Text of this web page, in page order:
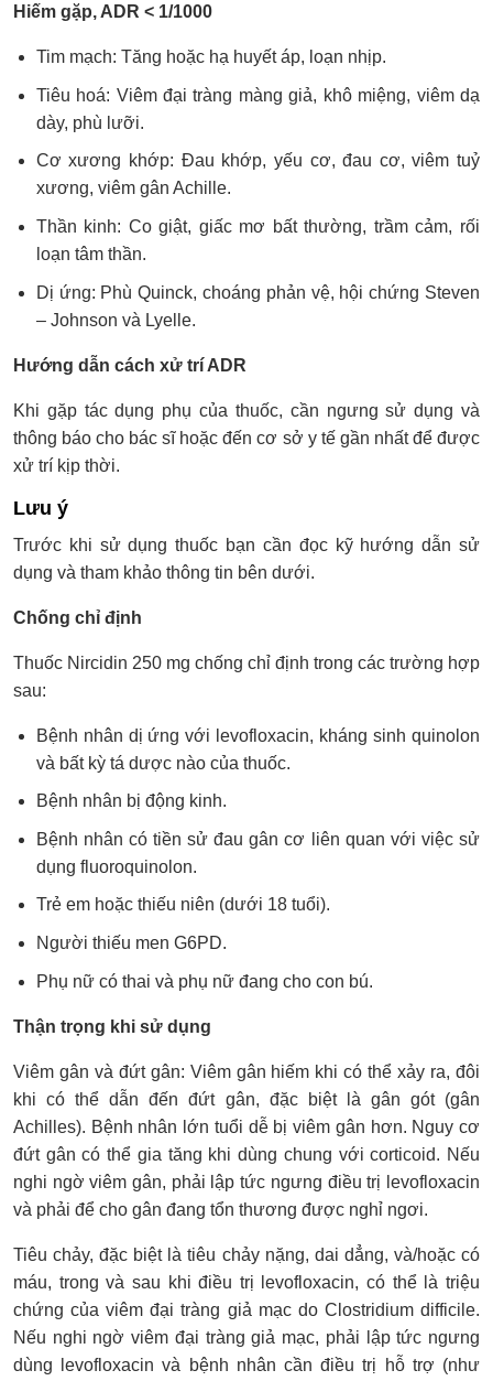
Hiếm gặp, ADR < 1/1000
Tim mạch: Tăng hoặc hạ huyết áp, loạn nhịp.
Tiêu hoá: Viêm đại tràng màng giả, khô miệng, viêm dạ
dày, phù lưỡi.
Cơ xương khớp: Đau khớp, yếu cơ, đau cơ, viêm tuỷ
xương, viêm gân Achille.
Thần kinh: Co giật, giấc mơ bất thường, trầm cảm, rối
loạn tâm thần.
Dị ứng: Phù Quinck, choáng phản vệ, hội chứng Steven
– Johnson và Lyelle.
Hướng dẫn cách xử trí ADR
Khi gặp tác dụng phụ của thuốc, cần ngưng sử dụng và
thông báo cho bác sĩ hoặc đến cơ sở y tế gần nhất để được
xử trí kịp thời.
Lưu ý
Trước khi sử dụng thuốc bạn cần đọc kỹ hướng dẫn sử
dụng và tham khảo thông tin bên dưới.
Chống chỉ định
Thuốc Nircidin 250 mg chống chỉ định trong các trường hợp
sau:
Bệnh nhân dị ứng với levofloxacin, kháng sinh quinolon
và bất kỳ tá dược nào của thuốc.
Bệnh nhân bị động kinh.
Bệnh nhân có tiền sử đau gân cơ liên quan với việc sử
dụng fluoroquinolon.
Trẻ em hoặc thiếu niên (dưới 18 tuổi).
Người thiếu men G6PD.
Phụ nữ có thai và phụ nữ đang cho con bú.
Thận trọng khi sử dụng
Viêm gân và đứt gân: Viêm gân hiếm khi có thể xảy ra, đôi
khi có thể dẫn đến đứt gân, đặc biệt là gân gót (gân
Achilles). Bệnh nhân lớn tuổi dễ bị viêm gân hơn. Nguy cơ
đứt gân có thể gia tăng khi dùng chung với corticoid. Nếu
nghi ngờ viêm gân, phải lập tức ngưng điều trị levofloxacin
và phải để cho gân đang tổn thương được nghỉ ngơi.
Tiêu chảy, đặc biệt là tiêu chảy nặng, dai dẳng, và/hoặc có
máu, trong và sau khi điều trị levofloxacin, có thể là triệu
chứng của viêm đại tràng giả mạc do Clostridium difficile.
Nếu nghi ngờ viêm đại tràng giả mạc, phải lập tức ngưng
dùng levofloxacin và bệnh nhân cần điều trị hỗ trợ (như